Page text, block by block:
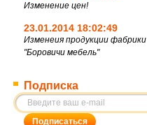
Изменение цен!
23.01.2014 18:02:49
Изменеия продукции фабрики
"Боровичи мебель"
Подписка